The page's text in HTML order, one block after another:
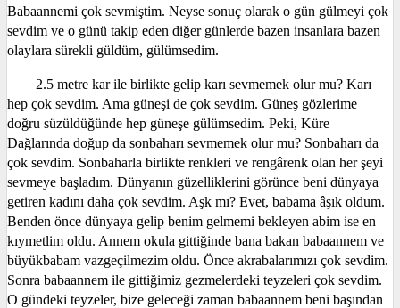
Babaannemi çok sevmiştim. Neyse sonuç olarak o gün gülmeyi çok
sevdim ve o günü takip eden diğer günlerde bazen insanlara bazen
olaylara sürekli güldüm, gülümsedim.
2.5 metre kar ile birlikte gelip karı sevmemek olur mu? Karı
hep çok sevdim. Ama güneşi de çok sevdim. Güneş gözlerime
doğru süzüldüğünde hep güneşe gülümsedim. Peki, Küre
Dağlarında doğup da sonbaharı sevmemek olur mu? Sonbaharı da
çok sevdim. Sonbaharla birlikte renkleri ve rengârenk olan her şeyi
sevmeye başladım. Dünyanın güzelliklerini görünce beni dünyaya
getiren kadını daha çok sevdim. Aşk mı? Evet, babama âşık oldum.
Benden önce dünyaya gelip benim gelmemi bekleyen abim ise en
kıymetlim oldu. Annem okula gittiğinde bana bakan babaannem ve
büyükbabam vazgeçilmezim oldu. Önce akrabalarımızı çok sevdim.
Sonra babaannem ile gittiğimiz gezmelerdeki teyzeleri çok sevdim.
O gündeki teyzeler, bize geleceği zaman babaannem beni başından